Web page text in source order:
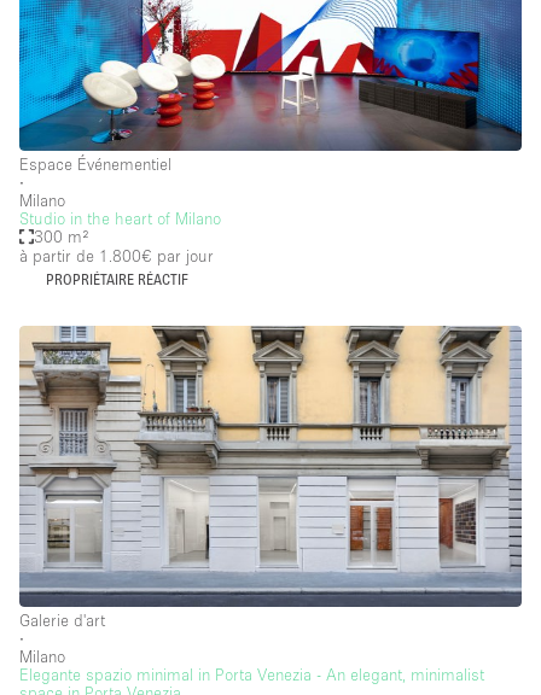
Espace Événementiel
∙
Milano
Studio in the heart of Milano
300 m²
à partir de 1.800€ par jour
PROPRIÉTAIRE RÉACTIF
Galerie d'art
∙
Milano
Elegante spazio minimal in Porta Venezia - An elegant, minimalist